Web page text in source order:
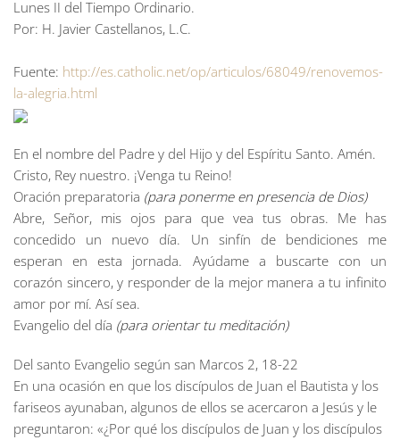
Lunes II del Tiempo Ordinario.
Por: H. Javier Castellanos, L.C.
Fuente: http://es.catholic.net/op/articulos/68049/renovemos-
la-alegria.html
En el nombre del Padre y del Hijo y del Espíritu Santo. Amén.
Cristo, Rey nuestro. ¡Venga tu Reino!
Oración preparatoria (para ponerme en presencia de Dios)
Abre, Señor, mis ojos para que vea tus obras. Me has
concedido un nuevo día. Un sinfín de bendiciones me
esperan en esta jornada. Ayúdame a buscarte con un
corazón sincero, y responder de la mejor manera a tu infinito
amor por mí. Así sea.
Evangelio del día (para orientar tu meditación)
Del santo Evangelio según san Marcos 2, 18-22
En una ocasión en que los discípulos de Juan el Bautista y los
fariseos ayunaban, algunos de ellos se acercaron a Jesús y le
preguntaron: «¿Por qué los discípulos de Juan y los discípulos